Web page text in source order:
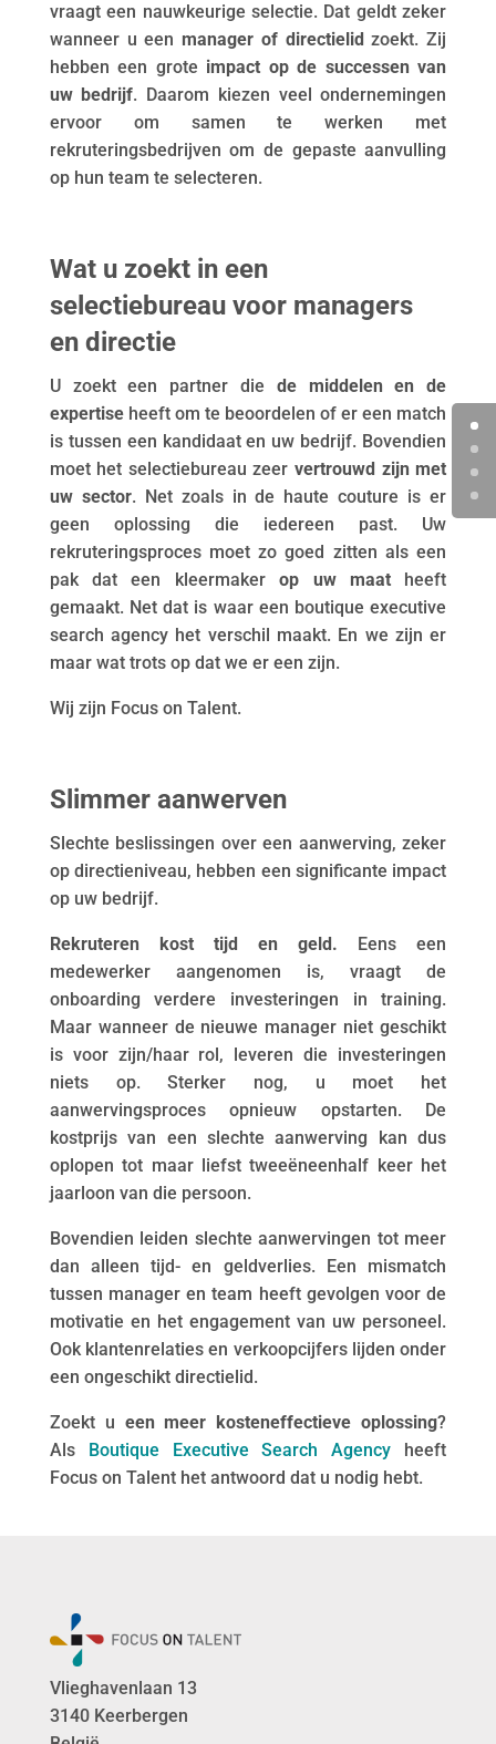
vraagt een nauwkeurige selectie. Dat geldt zeker
wanneer u een manager of directielidzoekt. Zij
hebben een grote impact op de successen van
uw bedrijf. Daarom kiezen veel ondernemingen
ervoor om samen te werken met
rekruteringsbedrijven om de gepaste aanvulling
op hun team te selecteren.
Wat u zoekt in een
selectiebureau voor managers
en directie
U zoekt een partner die de middelen en de
expertiseheeft om te beoordelen of er een match
is tussen een kandidaat en uw bedrijf. Bovendien
moet het selectiebureau zeervertrouwd zijn met
uw sector. Net zoals in de haute couture is er
geen oplossing die iedereen past. Uw
rekruteringsproces moet zo goed zitten als een
pak dat een kleermakerop uw maatheeft
gemaakt. Net dat is waar een boutique executive
search agency het verschil maakt. En we zijn er
maar wat trots op dat we er een zijn.
Wij zijn Focus on Talent.
Slimmer aanwerven
Slechte beslissingen over een aanwerving, zeker
op directieniveau, hebben een significante impact
op uw bedrijf.
Rekruteren kost tijd en geld. Eens een
medewerker aangenomen is, vraagt de
onboarding verdere investeringen in training.
Maar wanneer de nieuwe manager niet geschikt
is voor zijn/haar rol, leveren die investeringen
niets op. Sterker nog, u moet het
aanwervingsproces opnieuw opstarten. De
kostprijs van een slechte aanwerving kan dus
oplopen tot maar liefst tweeëneenhalf keer het
jaarloon van die persoon.
Bovendien leiden slechte aanwervingen tot meer
dan alleen tijd- en geldverlies. Een mismatch
tussen manager en team heeft gevolgen voor de
motivatie en het engagement van uw personeel.
Ook klantenrelaties en verkoopcijfers lijden onder
een ongeschikt directielid.
Zoekt u een meer kosteneffectieve oplossing?
Als Boutique Executive Search Agency heeft
Focus on Talent het antwoord dat u nodig hebt.
Vlieghavenlaan 13
3140 Keerbergen